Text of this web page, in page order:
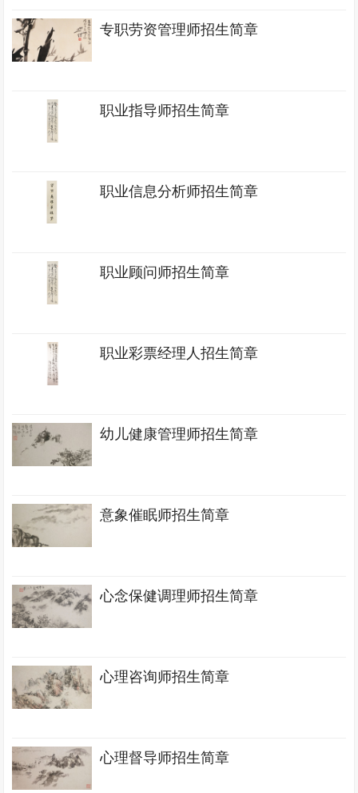
专职劳资管理师招生简章
职业指导师招生简章
职业信息分析师招生简章
职业顾问师招生简章
职业彩票经理人招生简章
幼儿健康管理师招生简章
意象催眠师招生简章
心念保健调理师招生简章
心理咨询师招生简章
心理督导师招生简章